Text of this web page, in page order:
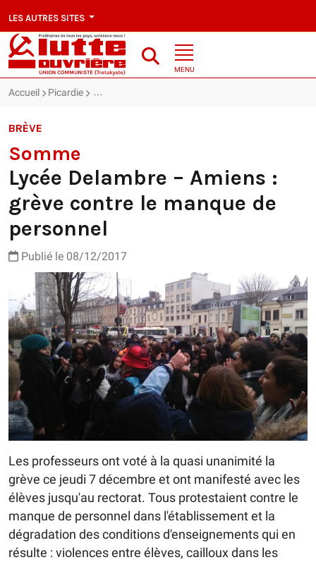
LES AUTRES SITES
MENU
Accueil Picardie Somme : Lycée Delambre – Amiens : grève contre
BRÈVE
Somme
Lycée Delambre – Amiens :
grève contre le manque de
personnel
Publié le 08/12/2017
Les professeurs ont voté à la quasi unanimité la
grève ce jeudi 7 décembre et ont manifesté avec les
élèves jusqu'au rectorat. Tous protestaient contre le
manque de personnel dans l'établissement et la
dégradation des conditions d'enseignements qui en
résulte : violences entre élèves, cailloux dans les